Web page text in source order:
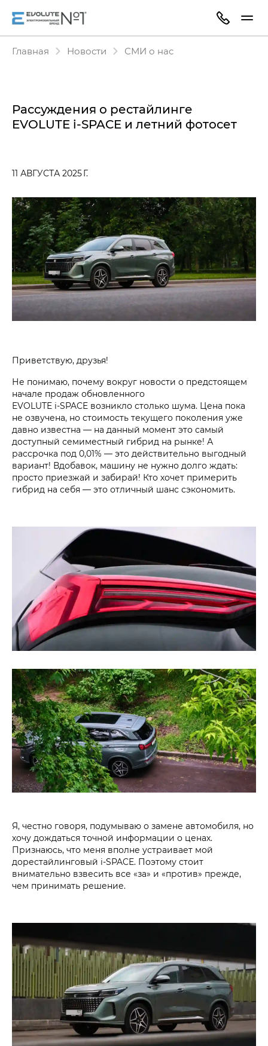
Главная Новости СМИ о нас
Рассуждения о рестайлинге
EVOLUTE i‑SPACE и летний фотосет
11 АВГУСТА 2025 Г.
Приветствую, друзья!
Не понимаю, почему вокруг новости о предстоящем
начале продаж обновленного
EVOLUTE i‑SPACE возникло столько шума. Цена пока
не озвучена, но стоимость текущего поколения уже
давно известна — на данный момент это самый
доступный семиместный гибрид на рынке! А
рассрочка под 0,01% — это действительно выгодный
вариант! Вдобавок, машину не нужно долго ждать:
просто приезжай и забирай! Кто хочет примерить
гибрид на себя — это отличный шанс сэкономить.
Я, честно говоря, подумываю о замене автомобиля, но
хочу дождаться точной информации о ценах.
Признаюсь, что меня вполне устраивает мой
дорестайлинговый i‑SPACE. Поэтому стоит
внимательно взвесить все «за» и «против» прежде,
чем принимать решение.